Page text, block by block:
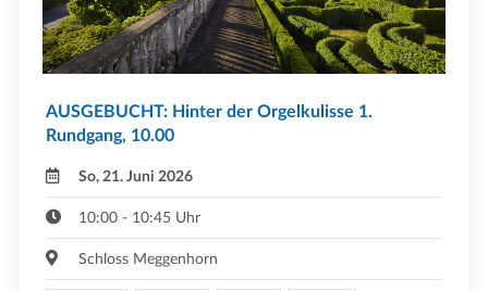
AUSGEBUCHT: Hinter der Orgelkulisse 1.
Rundgang, 10.00
So, 21. Juni 2026
10:00 - 10:45 Uhr
Schloss Meggenhorn